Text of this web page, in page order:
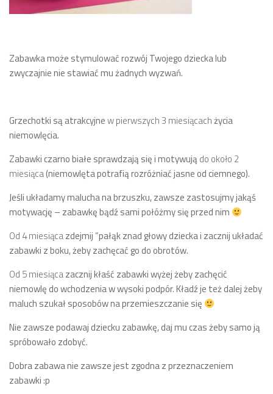
Zabawka może stymulować rozwój Twojego dziecka lub
zwyczajnie nie stawiać mu żadnych wyzwań.
Grzechotki są atrakcyjnew pierwszych 3 miesiącachżycia
niemowlęcia.
Zabawki czarno białe sprawdzają się i motywujądo około 2
miesiąca(niemowlęta potrafią rozróżniać jasne od ciemnego).
Jeśli układamy malucha na brzuszku, zawsze zastosujmy jakąś
motywację – zabawkę bądź sami połóżmy się przed nim
Od 4 miesiącazdejmij ”pałąk znad głowy dziecka i zacznij układać
zabawki z boku, żeby zachęcać go do obrotów.
Od 5 miesiącazacznij kłaść zabawki wyżej żeby zachęcić
niemowlę do wchodzenia w wysoki podpór. Kładź je też dalej żeby
maluch szukał sposobów na przemieszczanie się
Nie zawsze podawaj dziecku zabawkę, daj mu czas żeby samo ją
spróbowało zdobyć.
Dobra zabawa nie zawsze jest zgodna z przeznaczeniem
zabawki :p